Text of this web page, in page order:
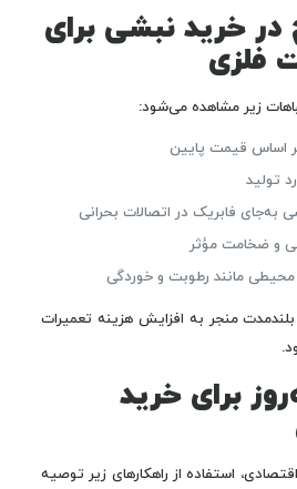
در خرید نبشی برای
فلزی
زیر مشاهده می‌شود:
اساس قیمت پایین
تولید
به‌جای فابریک در اتصالات بحرانی
و ضخامت مؤثر
محیطی مانند رطوبت و خوردگی
منجر به افزایش هزینه تعمیرات
برای خرید
استفاده از راهکارهای زیر توصیه